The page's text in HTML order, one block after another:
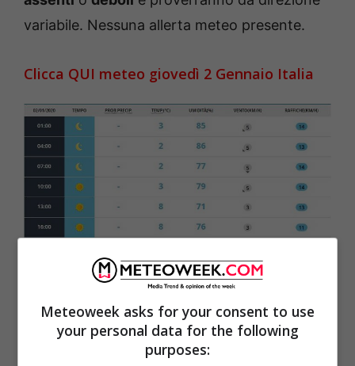
variabile. Nessuna allerta meteo presente.
Clicca QUI meteo giovedì 2 Gennaio Italia
bacheca – Roma previsioni del tempo di oggi giovedì 2
Gennaio nuvole serali– meteoweek
Meteoweek asks for your consent to use
your personal data for the following
purposes: